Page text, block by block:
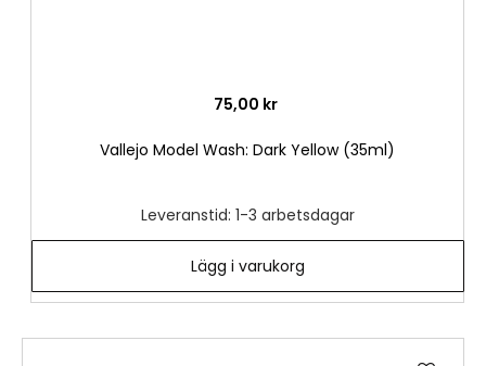
75,00 kr
Vallejo Model Wash: Dark Yellow (35ml)
Leveranstid: 1-3 arbetsdagar
Lägg i varukorg